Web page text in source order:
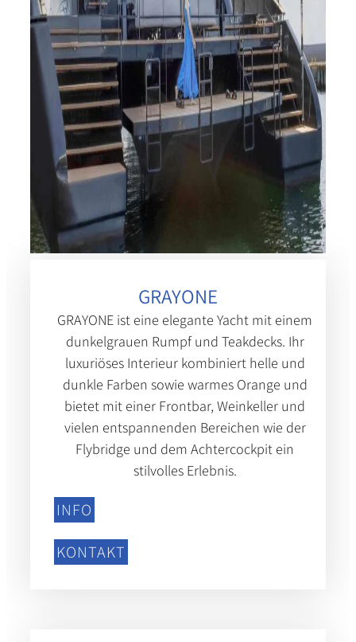
GRAYONE
GRAYONE ist eine elegante Yacht mit einem
dunkelgrauen Rumpf und Teakdecks. Ihr
luxuriöses Interieur kombiniert helle und
dunkle Farben sowie warmes Orange und
bietet mit einer Frontbar, Weinkeller und
vielen entspannenden Bereichen wie der
Flybridge und dem Achtercockpit ein
stilvolles Erlebnis.
INFO
KONTAKT